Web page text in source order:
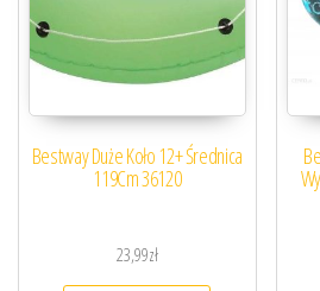
Bestway Duże Koło 12+ Średnica
119Cm 36120
23,99zł